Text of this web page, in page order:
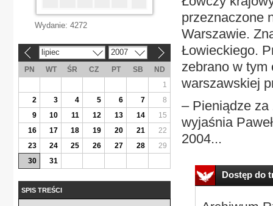
przeznaczone
Warszawie.
Łowieckiego.
zebrano w tym
warszawskiej
– Pieniądze za
wyjaśnia
2004...
Dostęp do
Wydanie: 4272
lipiec 2007
PN WT ŚR CZ PT SB
ND
1
2
3 4 5 6 7
8
9
10 11 12 13 14
15
16
17 18 19 20 21
22
23
24 25 26 27 28
29
30
31
SPIS TREŚCI